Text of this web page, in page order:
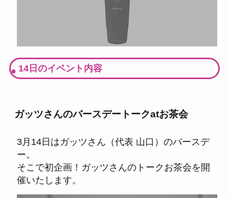
14日のイベント内容
ガッツさんのバースデートークatお茶会
3月14日はガッツさん（代表 山口）のバースデ
ー。
そこで初企画！ガッツさんのトークお茶会を開
催いたします。